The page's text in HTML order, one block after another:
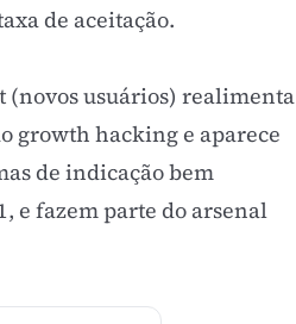
de aceitação.
(novos usuários) realimenta
growth hackinge aparece
de indicação bem
e fazem parte do arsenal